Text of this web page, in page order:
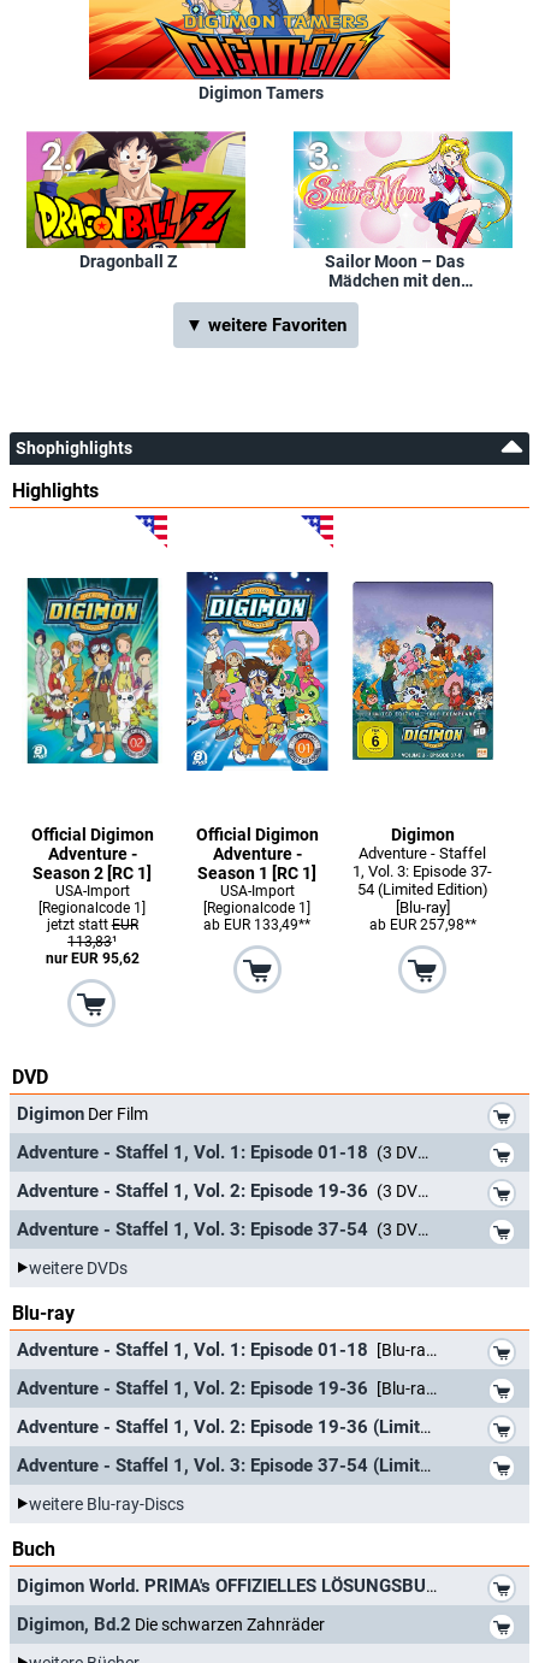
Digimon Tamers
Dragonball Z
Sailor Moon – Das
Mädchen mit den
Zauberkräften
▼ weitere Favoriten
Shophighlights
Highlights
Official Digimon
Adventure -
Season 2 [RC 1]
USA-Import
[Regionalcode 1]
jetzt stattEUR
113,83¹
nur EUR 95,62
Official Digimon
Adventure -
Season 1 [RC 1]
USA-Import
[Regionalcode 1]
ab EUR 133,49**
Digimon
Adventure - Staffel
1, Vol. 3: Episode 37-
54 (Limited Edition)
[Blu-ray]
ab EUR 257,98**
DVD
Digimon Der Film
Adventure - Staffel 1, Vol. 1: Episode 01-18 (3 DVDs)
Adventure - Staffel 1, Vol. 2: Episode 19-36 (3 DVDs)
Adventure - Staffel 1, Vol. 3: Episode 37-54 (3 DVDs)
weitere DVDs
Blu-ray
Adventure - Staffel 1, Vol. 1: Episode 01-18 [Blu-ray]
Adventure - Staffel 1, Vol. 2: Episode 19-36 [Blu-ray]
Adventure - Staffel 1, Vol. 2: Episode 19-36 (Limited Edition)
Adventure - Staffel 1, Vol. 3: Episode 37-54 (Limited Edition im Sammelschuber)
weitere Blu-ray-Discs
Buch
Digimon World. PRIMA's OFFIZIELLES LÖSUNGSBUCH.
Digimon, Bd.2 Die schwarzen Zahnräder